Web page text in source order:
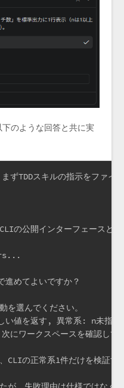
のような回答と共に実
ずTDDスキルの指示をファ
の公開インターフェースと
めてよいですか？
選んでください。
値を返す, 異常系: n未指定
にワークスペースを確認して
CLIの正常系1件だけを検証